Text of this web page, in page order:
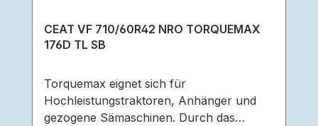
CEAT VF 710/60R42 NRO TORQUEMAX
176D TL SB
Torquemax eignet sich für
Hochleistungstraktoren, Anhänger und
gezogene Sämaschinen. Durch das